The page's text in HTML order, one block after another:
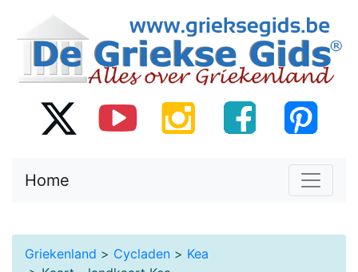
Home
Griekenland > Cycladen > Kea